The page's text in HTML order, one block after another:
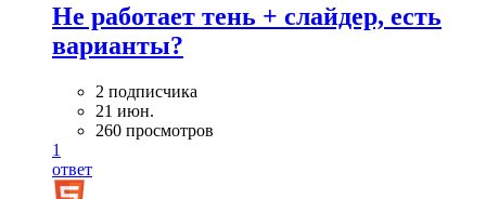
Не работает тень + слайдер, есть
варианты?
2 подписчика
21 июн.
260 просмотров
1
ответ